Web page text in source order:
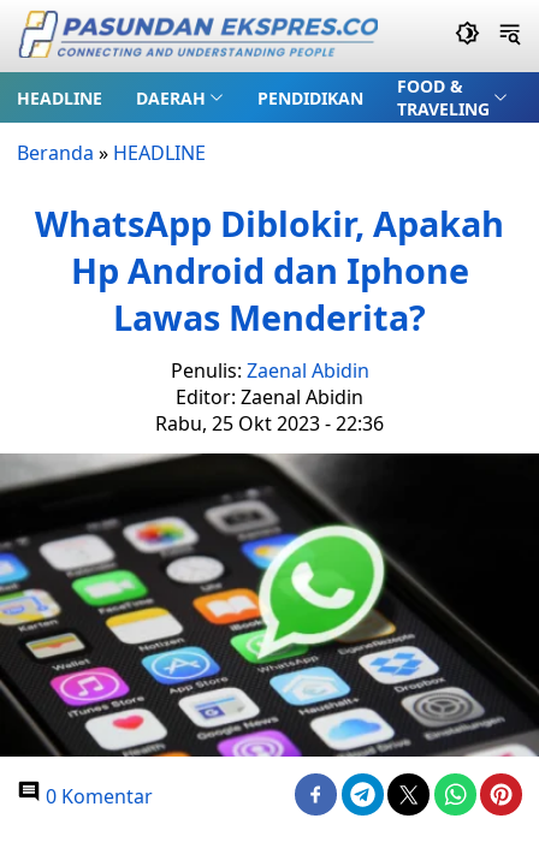
HEADLINE DAERAH PENDIDIKAN
FOOD &
TRAVELING
Beranda » HEADLINE
WhatsApp Diblokir, Apakah
Hp Android dan Iphone
Lawas Menderita?
Penulis: Zaenal Abidin
Editor: Zaenal Abidin
Rabu, 25 Okt 2023 - 22:36
0 Komentar